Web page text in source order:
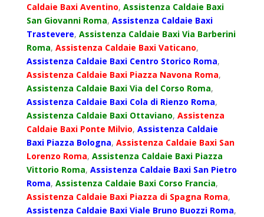
Caldaie Baxi Aventino, Assistenza Caldaie Baxi
San Giovanni Roma, Assistenza Caldaie Baxi
Trastevere, Assistenza Caldaie Baxi Via Barberini
Roma, Assistenza Caldaie Baxi Vaticano,
Assistenza Caldaie Baxi Centro Storico Roma,
Assistenza Caldaie Baxi Piazza Navona Roma,
Assistenza Caldaie Baxi Via del Corso Roma,
Assistenza Caldaie Baxi Cola di Rienzo Roma,
Assistenza Caldaie Baxi Ottaviano, Assistenza
Caldaie Baxi Ponte Milvio, Assistenza Caldaie
Baxi Piazza Bologna, Assistenza Caldaie Baxi San
Lorenzo Roma, Assistenza Caldaie Baxi Piazza
Vittorio Roma, Assistenza Caldaie Baxi San Pietro
Roma, Assistenza Caldaie Baxi Corso Francia,
Assistenza Caldaie Baxi Piazza di Spagna Roma,
Assistenza Caldaie Baxi Viale Bruno Buozzi Roma,